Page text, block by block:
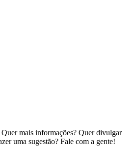
mais informações? Quer divulgar
uma sugestão? Fale com a gente!